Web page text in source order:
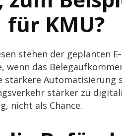
für KMU?
stehen der geplan­ten
wenn das
stär­kere Auto­ma­ti­sie­rung
stär­ker zu
nicht als Chance.